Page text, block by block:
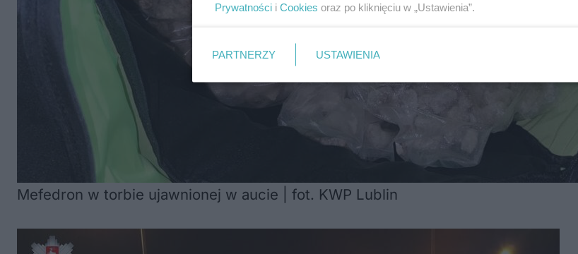
Mefedron w torbie ujawnionej w aucie | fot. KWP Lublin
Prywatności i Cookies oraz po kliknięciu w „Ustawienia”.
PARTNERZY USTAWIENIA